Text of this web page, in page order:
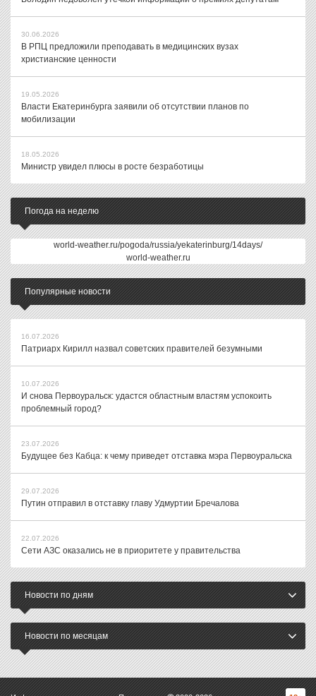
30.06.2026
В РПЦ предложили преподавать в медицинских вузах
христианские ценности
19.05.2026
Власти Екатеринбурга заявили об отсутствии планов по
мобилизации
18.05.2026
Министр увидел плюсы в росте безработицы
Погода на неделю
world-weather.ru/pogoda/russia/yekaterinburg/14days/
world-weather.ru
Популярные новости
16.07.2026
Патриарх Кирилл назвал советских правителей безумными
10.07.2026
И снова Первоуральск: удастся областным властям успокоить
проблемный город?
23.07.2026
Будущее без Кабца: к чему приведет отставка мэра Первоуральска
29.07.2026
Путин отправил в отставку главу Удмуртии Бречалова
22.07.2026
Сети АЗС оказались не в приоритете у правительства
Новости по дням
Новости по месяцам